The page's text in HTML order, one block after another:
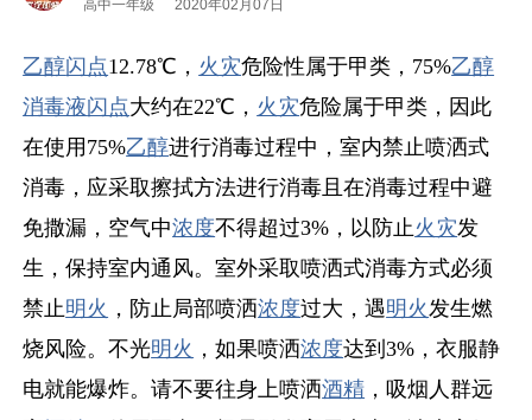
高中一年级 2020年02月07日
乙醇闪点12.78℃， 火灾危险性属于甲类，75%乙醇
消毒液闪点大约在22℃， 火灾危险属于甲类，因此
在使用75%乙醇进行消毒过程中，室内禁止喷洒式
消毒，应采取擦拭方法进行消毒且在消毒过程中避
免撒漏，空气中浓度不得超过3%，以防止火灾发
生，保持室内通风。室外采取喷洒式消毒方式必须
禁止明火 ，防止局部喷洒浓度过大，遇明火发生燃
烧风险。不光明火 ，如果喷洒浓度达到3%，衣服静
电就能爆炸。请不要往身上喷洒酒精 ，吸烟人群远